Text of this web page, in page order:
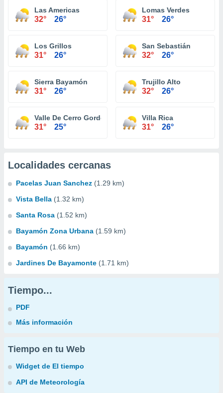
Las Americas
32° 26°
Lomas Verdes
31° 26°
Los Grillos
31° 26°
San Sebastián
32° 26°
Sierra Bayamón
31° 26°
Trujillo Alto
32° 26°
Valle De Cerro Gordo
31° 25°
Villa Rica
31° 26°
Localidades cercanas
Pacelas Juan Sanchez (1.29 km)
Vista Bella (1.32 km)
Santa Rosa (1.52 km)
Bayamón Zona Urbana (1.59 km)
Bayamón (1.66 km)
Jardines De Bayamonte (1.71 km)
Tiempo...
PDF
Más información
Tiempo en tu Web
Widget de El tiempo
API de Meteorología